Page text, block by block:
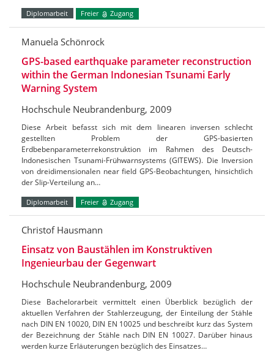
Diplomarbeit Freier Zugang
Manuela Schönrock
GPS-based earthquake parameter reconstruction
within the German Indonesian Tsunami Early
Warning System
Hochschule Neubrandenburg, 2009
Diese Arbeit befasst sich mit dem linearen inversen schlecht
gestellten Problem der GPS-basierten
Erdbebenparameterrekonstruktion im Rahmen des Deutsch-
Indonesischen Tsunami-Frühwarnsystems (GITEWS). Die Inversion
von dreidimensionalen near field GPS-Beobachtungen, hinsichtlich
der Slip-Verteilung an…
Diplomarbeit Freier Zugang
Christof Hausmann
Einsatz von Baustählen im Konstruktiven
Ingenieurbau der Gegenwart
Hochschule Neubrandenburg, 2009
Diese Bachelorarbeit vermittelt einen Überblick bezüglich der
aktuellen Verfahren der Stahlerzeugung, der Einteilung der Stähle
nach DIN EN 10020, DIN EN 10025 und beschreibt kurz das System
der Bezeichnung der Stähle nach DIN EN 10027. Darüber hinaus
werden kurze Erläuterungen bezüglich des Einsatzes…